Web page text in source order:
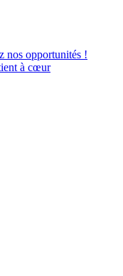
nos opportunités !
à cœur